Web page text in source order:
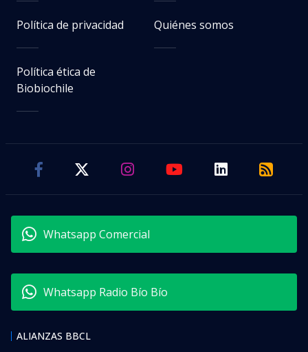
Política de privacidad Quiénes somos
Política ética de
Biobiochile
Whatsapp Comercial
Whatsapp Radio Bío Bío
ALIANZAS BBCL